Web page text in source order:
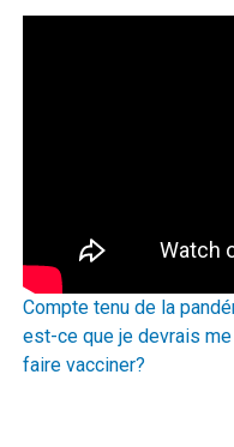
Compte tenu de la
est-ce que je devrais
faire vacciner?